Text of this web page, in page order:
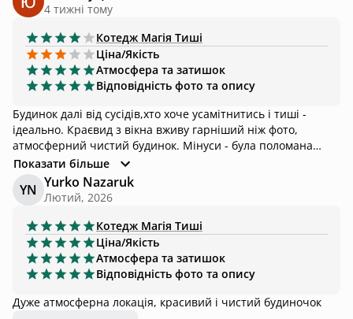
4 тижні тому
Котедж Магія Тиші
Ціна/Якість
Атмосфера та затишок
Відповідність фото та опису
Будинок далі від сусідів,хто хоче усамітнитись і тиші -
ідеально. Краєвид з вікна вживу гарніший ніж фото,
атмосферний чистий будинок. Мінуси - була поломана
душова кабінка, на території бачила 2 кущі борщівника
біля однієї зі стежок
Показати більше
YN Yurko Nazaruk
Лютий, 2026
Котедж Магія Тиші
Ціна/Якість
Атмосфера та затишок
Відповідність фото та опису
Дуже атмосферна локація, красивий і чистий будиночок